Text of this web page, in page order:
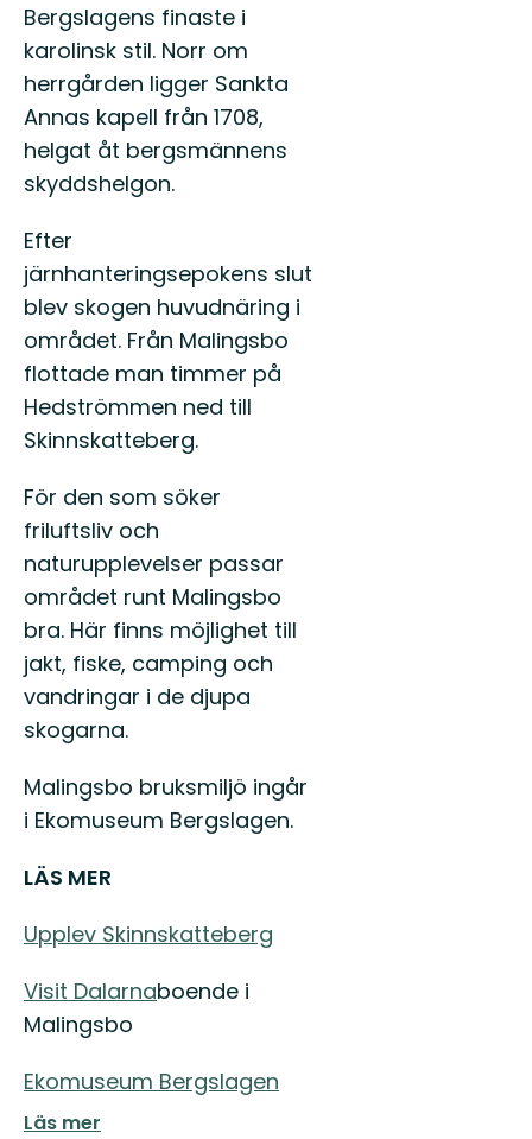
Bergslagens finaste i
karolinsk stil. Norr om
herrgården ligger Sankta
Annas kapell från 1708,
helgat åt bergsmännens
skyddshelgon.
Efter
järnhanteringsepokens slut
blev skogen huvudnäring i
området. Från Malingsbo
flottade man timmer på
Hedströmmen ned till
Skinnskatteberg.
För den som söker
friluftsliv och
naturupplevelser passar
området runt Malingsbo
bra. Här finns möjlighet till
jakt, fiske, camping och
vandringar i de djupa
skogarna.
Malingsbo bruksmiljö ingår
i Ekomuseum Bergslagen.
LÄS MER
Upplev Skinnskatteberg
Visit Dalarnaboende i
Malingsbo
Ekomuseum Bergslagen
Läs mer